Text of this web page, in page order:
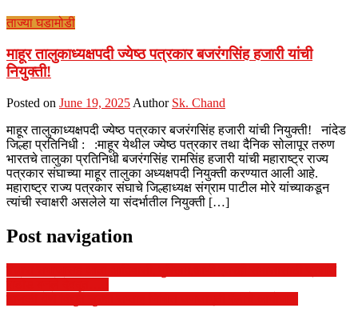
ताज्या घडामोडी
माहूर तालुकाध्यक्षपदी ज्येष्ठ पत्रकार बजरंगसिंह हजारी यांची
नियुक्ती!
Posted on June 19, 2025 Author Sk. Chand
माहूर तालुकाध्यक्षपदी ज्येष्ठ पत्रकार बजरंगसिंह हजारी यांची नियुक्ती! नांदेड
जिल्हा प्रतिनिधी : :माहूर येथील ज्येष्ठ पत्रकार तथा दैनिक सोलापूर तरुण
भारतचे तालुका प्रतिनिधी बजरंगसिंह रामसिंह हजारी यांची महाराष्ट्र राज्य
पत्रकार संघाच्या माहूर तालुका अध्यक्षपदी नियुक्ती करण्यात आली आहे.
महाराष्ट्र राज्य पत्रकार संघाचे जिल्हाध्यक्ष संग्राम पाटील मोरे यांच्याकडून
त्यांची स्वाक्षरी असलेले या संदर्भातील नियुक्ती […]
Post navigation